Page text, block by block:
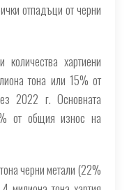
отпадъци от черни
хартиени
тона или 15% от
2022 г. Основната
от общия износ на
черни метали (22%